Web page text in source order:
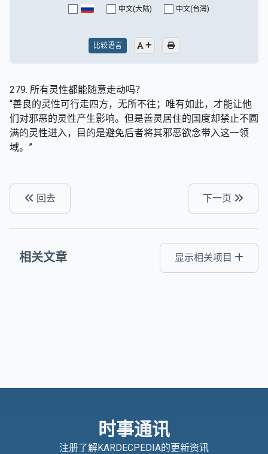
中文(大陆) 中文(台灣)
比较语言
279. 所有灵性都能随意走动吗？
“善良的灵性可行走四方，无所不往；唯有如此，才能让他
们对邪恶的灵性产生影响。但是善灵居住的国度却禁止不圆
满的灵性进入，目的是避免后者将其邪恶欲念带入这一领
域。”
回去 下一页
相关文章 显示相关项目
时事通讯
注册了解KARDECPEDIA的更新资讯